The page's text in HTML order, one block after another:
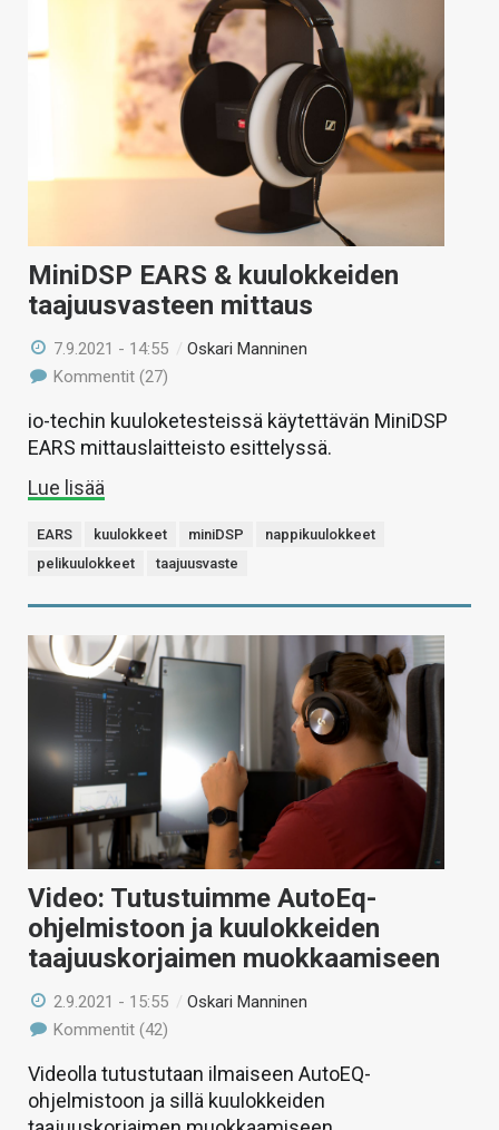
MiniDSP EARS & kuulokkeiden
taajuusvasteen mittaus
7.9.2021 - 14:55 /Oskari Manninen
Kommentit (27)
io-techin kuuloketesteissä käytettävän MiniDSP
EARS mittauslaitteisto esittelyssä.
Lue lisää
EARS kuulokkeet miniDSP
nappikuulokkeet
pelikuulokkeet
taajuusvaste
Video: Tutustuimme AutoEq-
ohjelmistoon ja kuulokkeiden
taajuuskorjaimen muokkaamiseen
2.9.2021 - 15:55 /Oskari Manninen
Kommentit (42)
Videolla tutustutaan ilmaiseen AutoEQ-
ohjelmistoon ja sillä kuulokkeiden